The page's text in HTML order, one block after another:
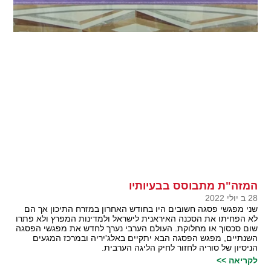
המזה"ת מתבוסס בבעיותיו
28 ב יולי 2022
שני מפגשי פסגה חשובים היו בחודש האחרון במזרח התיכון אך הם
לא הפחיתו את הסכנה האיראנית לישראל ולמדינות המפרץ ולא פתרו
שום סכסוך או מחלוקת. העולם הערבי נערך לחדש את מפגשי הפסגה
השנתיים, מפגש הפסגה הבא יתקיים באלג'יריה ובמרכז המגעים
הניסיון של סוריה לחזור לחיק הליגה הערבית.
לקריאה >>